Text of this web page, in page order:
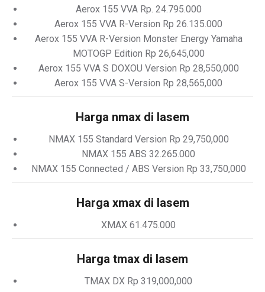
Aerox 155 VVA Rp. 24.795.000
Aerox 155 VVA R-Version Rp 26.135.000
Aerox 155 VVA R-Version Monster Energy Yamaha
MOTOGP Edition Rp 26,645,000
Aerox 155 VVA S DOXOU Version Rp 28,550,000
Aerox 155 VVA S-Version Rp 28,565,000
Harga nmax di lasem
NMAX 155 Standard Version Rp 29,750,000
NMAX 155 ABS 32.265.000
NMAX 155 Connected / ABS Version Rp 33,750,000
Harga xmax di lasem
XMAX 61.475.000
Harga tmax di lasem
TMAX DX Rp 319,000,000